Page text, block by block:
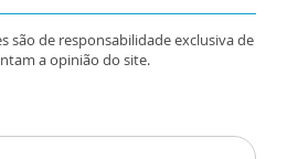
são de responsabilidade exclusiva de
a opinião do site.